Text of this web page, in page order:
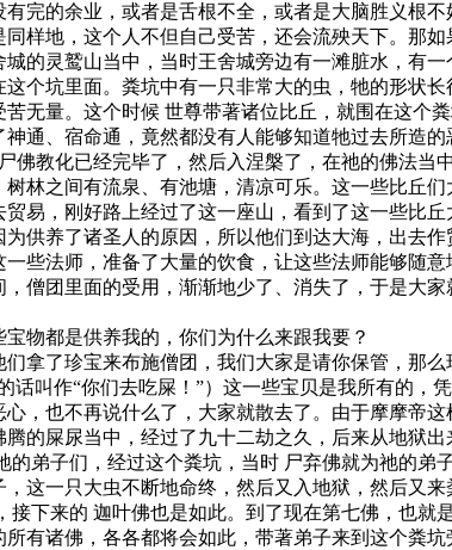
完的余业，或者是舌根不全，或者是大脑胜义根
样地，这个人不但自己受苦，还会流殃天下。那
灵鹫山当中，当时王舍城旁边有一滩脏水，有
个坑里面。粪坑中有一只非常大的虫，牠的形状
无量。这个时候 世尊带著诸位比丘，就围在这个
通、宿命通，竟然都没有人能够知道牠过去所造
佛教化已经完毕了，然后入涅槃了，在祂的佛法
林之间有流泉、有池塘，清凉可乐。这一些比丘
易，刚好路上经过了这一座山，看到了这一些比
供养了诸圣人的原因，所以他们到达大海，出去
些法师，准备了大量的饮食，让这些法师能够随
僧团里面的受用，渐渐地少了、消失了，于是大
物都是供养我的，你们为什么来跟我要？
了珍宝来布施僧团，我们大家是请你保管，那么
叫作“你们去吃屎！”）这一些宝贝是我所有的，凭
也不再说什么了，大家就散去了。由于摩摩帝
的屎尿当中，经过了九十二劫之久，后来从地狱
弟子们，经过这个粪坑，当时 尸弃佛就为祂的
这一只大虫不断地命终，然后又入地狱，然后又
下来的 迦叶佛也是如此。到了现在第七佛，也
有诸佛，各各都将会如此，带著弟子来到这个粪